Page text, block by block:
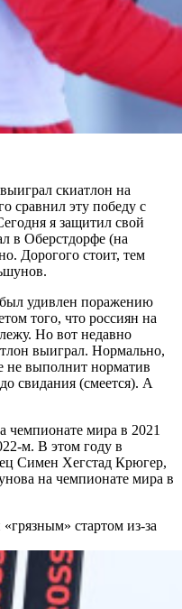
скиатлон на
сравнил эту победу с
я защитил свой
в Оберстдорфе (на
Дорогого стоит, тем
удивлен поражению
того, что россиян на
Но вот недавно
выиграл. Нормально,
не выполнит норматив
свидания (смеется). А
чемпионате мира в 2021
м. В этом году в
Симен Хегстад Крюгер,
на чемпионате мира в
стартом из-за